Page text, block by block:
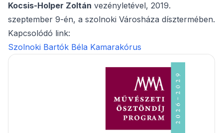
Kocsis-Holper Zoltán vezényletével, 2019.
szeptember 9-én, a szolnoki Városháza dísztermében.
Kapcsolódó link:
Szolnoki Bartók Béla Kamarakórus